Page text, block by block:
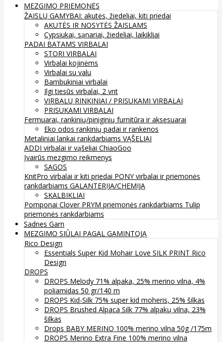
MEZGIMO PRIEMONĖS
ŽAISLŲ GAMYBAI: akutės, žiedeliai, kiti priedai
AKUTĖS IR NOSYTĖS ŽAISLAMS
Cypsiukai, sąnariai, žiedeliai, laikikliai
PADAI BATAMS VIRBALAI
STORI VIRBALAI
Virbalai kojinėms
Virbalai su valu
Bambukiniai virbalai
Ilgi tiesūs virbalai, 2 vnt
VIRBALŲ RINKINIAI / PRISUKAMI VIRBALAI
PRISUKAMI VIRBALAI
Fermuarai, rankinių/piniginių furnitūra ir aksesuarai
Eko odos rankinių padai ir rankenos
Metaliniai lankai rankdarbiams VĄŠELIAI
ADDI virbalai ir vąšeliai ChiaoGoo
Įvairūs mezgimo reikmenys
SAGOS
KnitPro virbalai ir kiti priedai PONY virbalai ir priemonės
rankdarbiams GALANTERIJA/CHEMIJA
SKALBIKLIAI
Pomponai Clover PRYM priemonės rankdarbiams Tulip
priemonės rankdarbiams
Sadnes Garn
MEZGIMO SIŪLAI PAGAL GAMINTOJĄ
Rico Design
Essentials Super Kid Mohair Love SILK PRINT Rico
Design
DROPS
DROPS Melody 71% alpaka, 25% merino vilna, 4%
poliamidas 50 gr/140 m
DROPS Kid-Silk 75% super kid moheris, 25% šilkas
DROPS Brushed Alpaca Silk 77% alpakų vilna, 23%
šilkas
Drops BABY MERINO 100% merino vilna 50g /175m
DROPS Merino Extra Fine 100% merino vilna